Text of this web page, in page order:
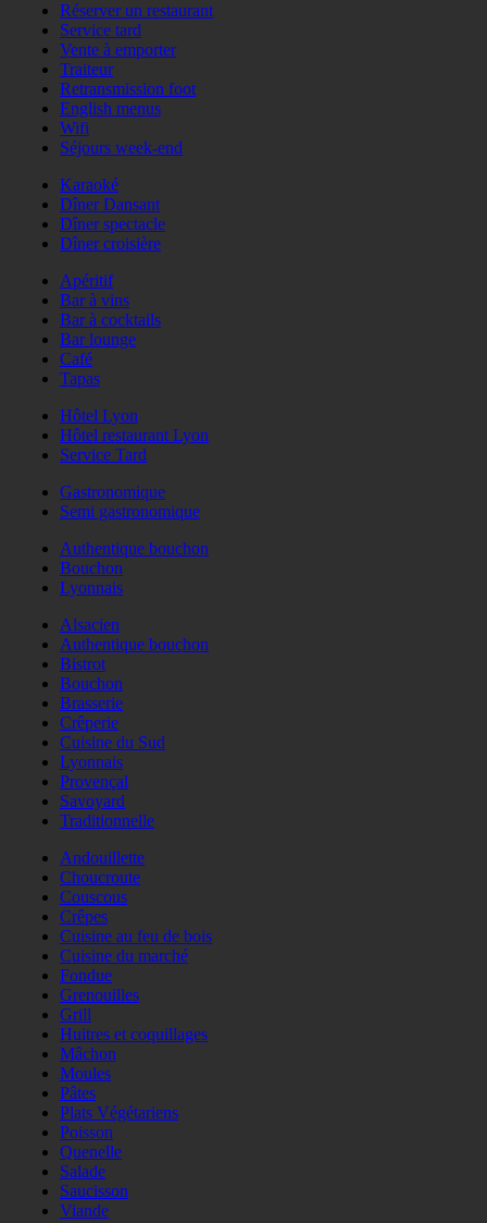
Réserver un restaurant
Service tard
Vente à emporter
Traiteur
Retransmission foot
English menus
Wifi
Séjours week-end
Karaoké
Dîner Dansant
Dîner spectacle
Dîner croisière
Apéritif
Bar à vins
Bar à cocktails
Bar lounge
Café
Tapas
Hôtel Lyon
Hôtel restaurant Lyon
Service Tard
Gastronomique
Semi gastronomique
Authentique bouchon
Bouchon
Lyonnais
Alsacien
Authentique bouchon
Bistrot
Bouchon
Brasserie
Crêperie
Cuisine du Sud
Lyonnais
Provençal
Savoyard
Traditionnelle
Andouillette
Choucroute
Couscous
Crêpes
Cuisine au feu de bois
Cuisine du marché
Fondue
Grenouilles
Grill
Huitres et coquillages
Mâchon
Moules
Pâtes
Plats Végétariens
Poisson
Quenelle
Salade
Saucisson
Viande